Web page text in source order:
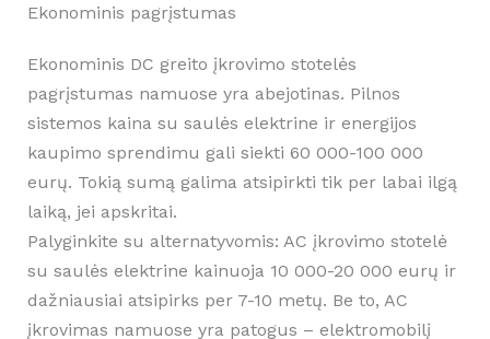
Ekonominis pagrįstumas
Ekonominis DC greito įkrovimo stotelės
pagrįstumas namuose yra abejotinas. Pilnos
sistemos kaina su saulės elektrine ir energijos
kaupimo sprendimu gali siekti 60 000-100 000
eurų. Tokią sumą galima atsipirkti tik per labai ilgą
laiką, jei apskritai.
Palyginkite su alternatyvomis: AC įkrovimo stotelė
su saulės elektrine kainuoja 10 000-20 000 eurų ir
dažniausiai atsipirks per 7-10 metų. Be to, AC
įkrovimas namuose yra patogus – elektromobilį